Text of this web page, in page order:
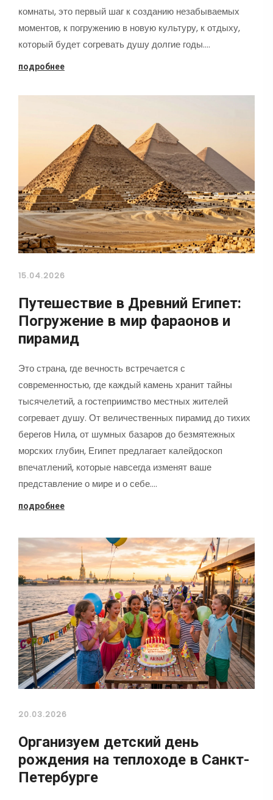
комнаты, это первый шаг к созданию незабываемых
моментов, к погружению в новую культуру, к отдыху,
который будет согревать душу долгие годы.…
подробнее
15.04.2026
Путешествие в Древний Египет:
Погружение в мир фараонов и
пирамид
Это страна, где вечность встречается с
современностью, где каждый камень хранит тайны
тысячелетий, а гостеприимство местных жителей
согревает душу. От величественных пирамид до тихих
берегов Нила, от шумных базаров до безмятежных
морских глубин, Египет предлагает калейдоскоп
впечатлений, которые навсегда изменят ваше
представление о мире и о себе.…
подробнее
20.03.2026
Организуем детский день
рождения на теплоходе в Санкт-
Петербурге